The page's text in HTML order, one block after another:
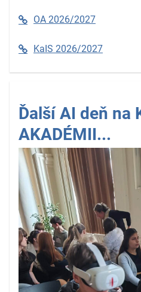
OA 2026/2027
KaIS 2026/2027
Ďalší AI deň na
AKADÉMII...